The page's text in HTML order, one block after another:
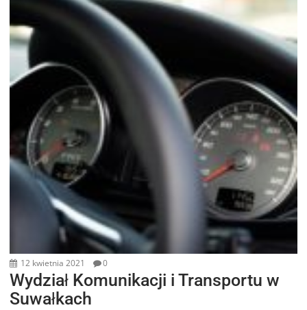
12 kwietnia 2021 0
Wydział Komunikacji i Transportu w
Suwałkach